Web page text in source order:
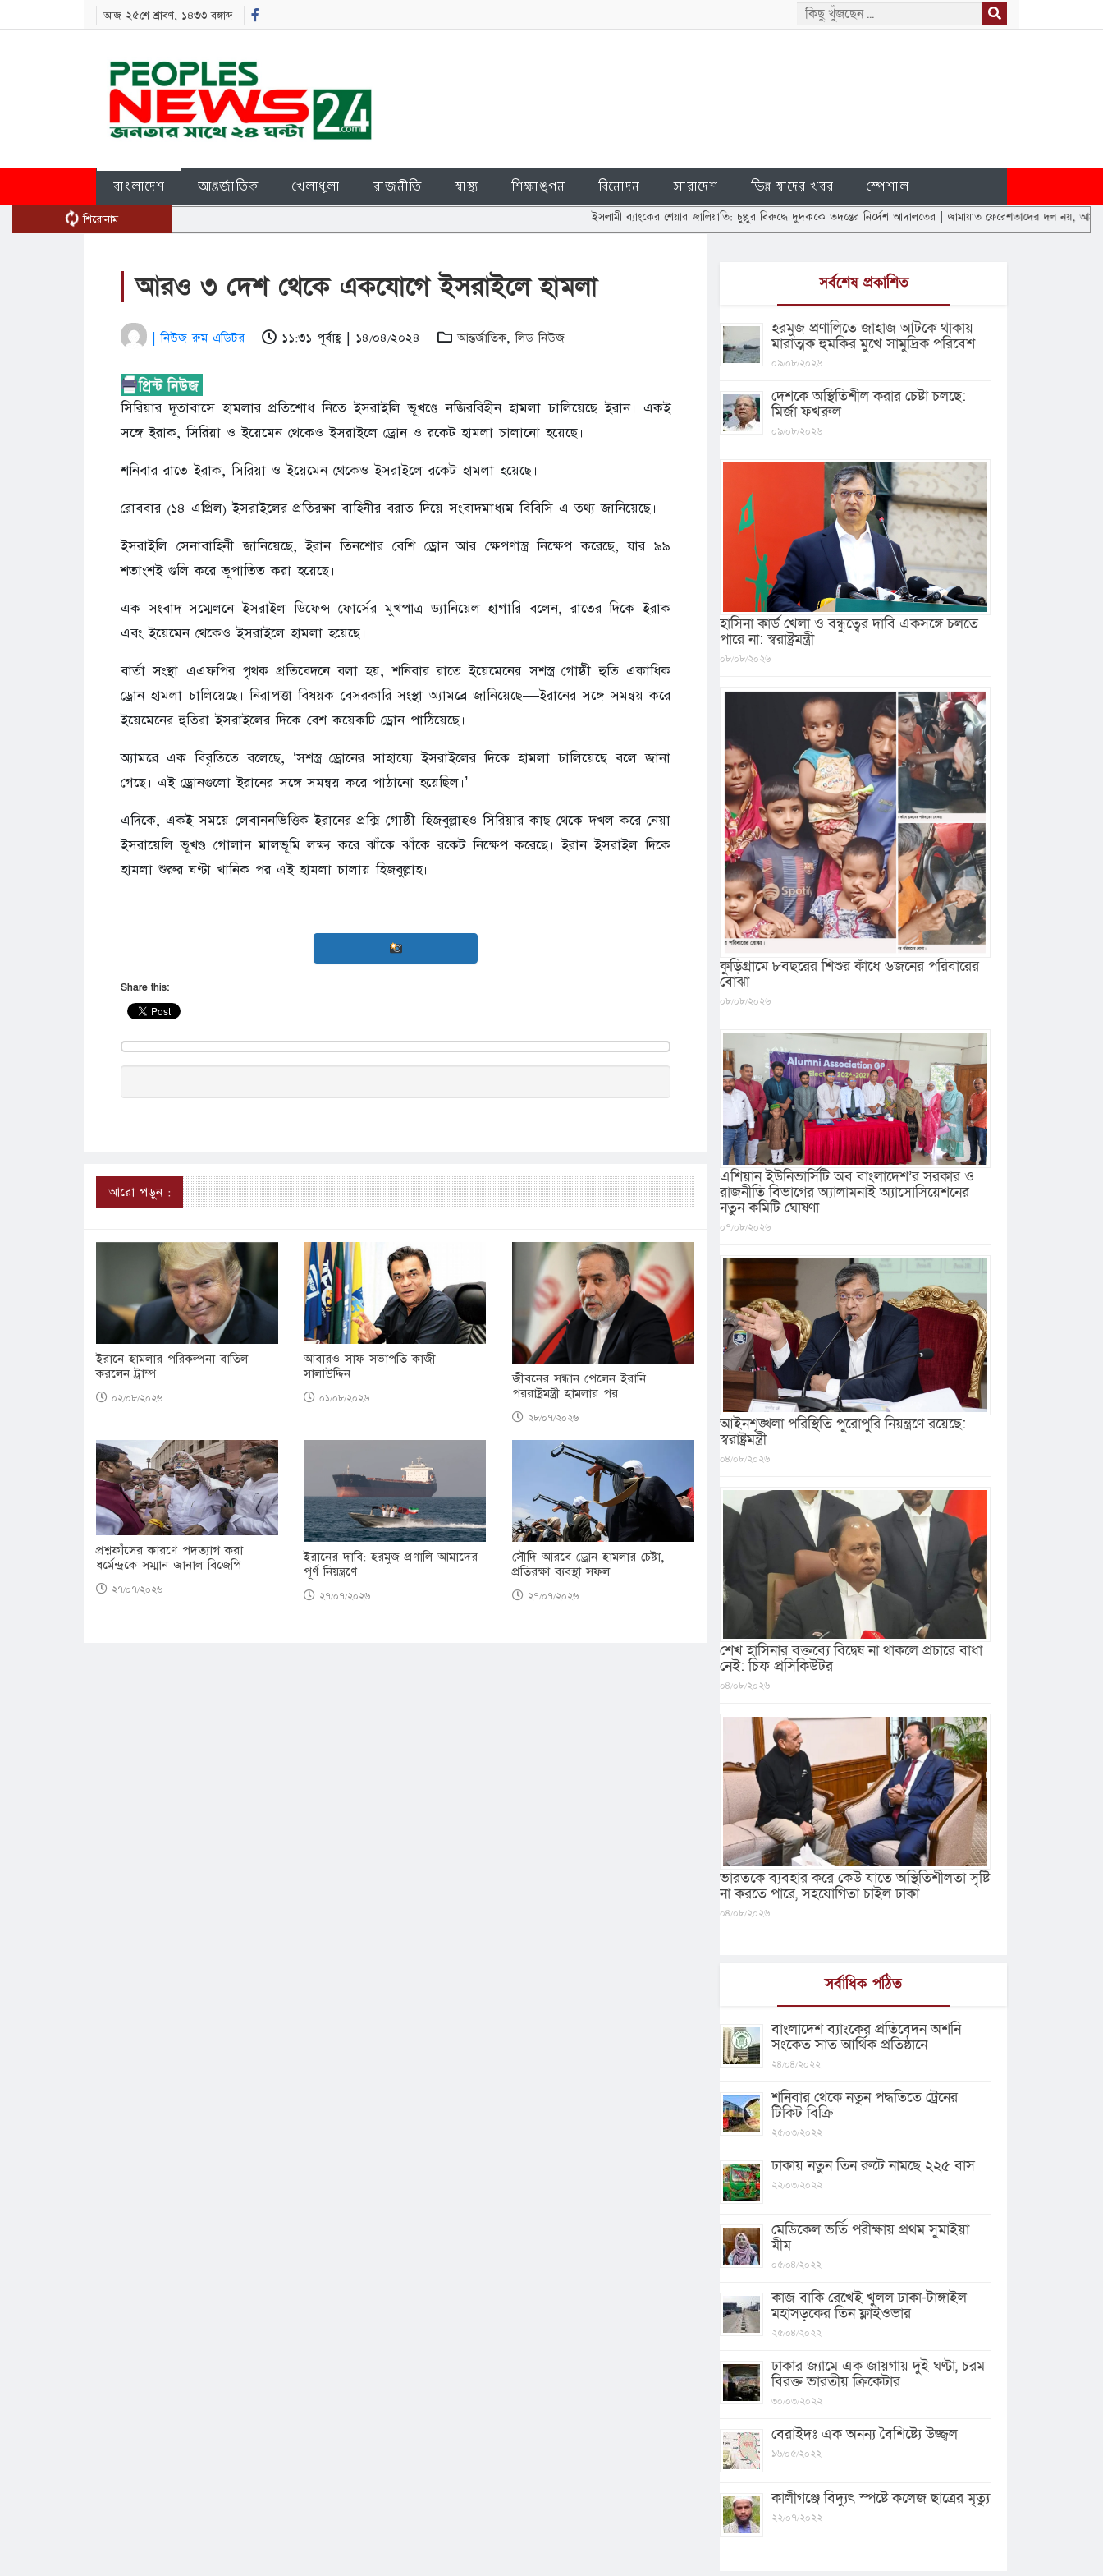
আজ ২৫শে শ্রাবণ, ১৪৩৩ বঙ্গাব্দ
বাংলাদেশ আন্তর্জাতিক খেলাধুলা রাজনীতি স্বাস্থ্য শিক্ষাঙ্গন বিনোদন সারাদেশ ভিন্ন স্বাদের খবর স্পেশাল
শিরোনাম ইসলামী ব্যাংকের শেয়ার জালিয়াতি: চুপ্পুর বিরুদ্ধে দুদককে তদন্তের নির্দেশ আদালতের|জামায়াত ফেরেশতাদের দল নয়, আমরাও মানুষ: ডা.
আরও ৩ দেশ থেকে একযোগে ইসরাইলে হামলা
| নিউজ রুম এডিটর ১১:৩১ পূর্বাহ্ণ | ১৪/০৪/২০২৪ আন্তর্জাতিক,লিড নিউজ
সিরিয়ার দূতাবাসে হামলার প্রতিশোধ নিতে ইসরাইলি ভূখণ্ডে নজিরবিহীন হামলা চালিয়েছে ইরান। একই
সঙ্গে ইরাক, সিরিয়া ও ইয়েমেন থেকেও ইসরাইলে ড্রোন ও রকেট হামলা চালানো হয়েছে।
শনিবার রাতে ইরাক, সিরিয়া ও ইয়েমেন থেকেও ইসরাইলে রকেট হামলা হয়েছে।
রোববার (১৪ এপ্রিল) ইসরাইলের প্রতিরক্ষা বাহিনীর বরাত দিয়ে সংবাদমাধ্যম বিবিসি এ তথ্য জানিয়েছে।
ইসরাইলি সেনাবাহিনী জানিয়েছে, ইরান তিনশোর বেশি ড্রোন আর ক্ষেপণাস্ত্র নিক্ষেপ করেছে, যার ৯৯
শতাংশই গুলি করে ভূপাতিত করা হয়েছে।
এক সংবাদ সম্মেলনে ইসরাইল ডিফেন্স ফোর্সের মুখপাত্র ড্যানিয়েল হাগারি বলেন, রাতের দিকে ইরাক
এবং ইয়েমেন থেকেও ইসরাইলে হামলা হয়েছে।
বার্তা সংস্থা এএফপির পৃথক প্রতিবেদনে বলা হয়, শনিবার রাতে ইয়েমেনের সশস্ত্র গোষ্ঠী হুতি একাধিক
ড্রোন হামলা চালিয়েছে। নিরাপত্তা বিষয়ক বেসরকারি সংস্থা অ্যামব্রে জানিয়েছে—ইরানের সঙ্গে সমন্বয় করে
ইয়েমেনের হুতিরা ইসরাইলের দিকে বেশ কয়েকটি ড্রোন পাঠিয়েছে।
অ্যামব্রে এক বিবৃতিতে বলেছে, ‘সশস্ত্র ড্রোনের সাহায্যে ইসরাইলের দিকে হামলা চালিয়েছে বলে জানা
গেছে। এই ড্রোনগুলো ইরানের সঙ্গে সমন্বয় করে পাঠানো হয়েছিল।’
এদিকে, একই সময়ে লেবাননভিত্তিক ইরানের প্রক্সি গোষ্ঠী হিজবুল্লাহও সিরিয়ার কাছ থেকে দখল করে নেয়া
ইসরায়েলি ভূখণ্ড গোলান মালভূমি লক্ষ্য করে ঝাঁকে ঝাঁকে রকেট নিক্ষেপ করেছে। ইরান ইসরাইল দিকে
হামলা শুরুর ঘণ্টা খানিক পর এই হামলা চালায় হিজবুল্লাহ।
Share this:
আরো পড়ুন :
ইরানে হামলার পরিকল্পনা বাতিল
করলেন ট্রাম্প
০২/০৮/২০২৬
আবারও সাফ সভাপতি কাজী
সালাউদ্দিন
০১/০৮/২০২৬
জীবনের সন্ধান পেলেন ইরানি
পররাষ্ট্রমন্ত্রী হামলার পর
২৮/০৭/২০২৬
প্রশ্নফাঁসের কারণে পদত্যাগ করা
ধর্মেন্দ্রকে সম্মান জানাল বিজেপি
২৭/০৭/২০২৬
ইরানের দাবি: হরমুজ প্রণালি আমাদের
পূর্ণ নিয়ন্ত্রণে
২৭/০৭/২০২৬
সৌদি আরবে ড্রোন হামলার চেষ্টা,
প্রতিরক্ষা ব্যবস্থা সফল
২৭/০৭/২০২৬
সর্বশেষ প্রকাশিত
হরমুজ প্রণালিতে জাহাজ আটকে থাকায়
মারাত্মক হুমকির মুখে সামুদ্রিক পরিবেশ
০৯/০৮/২০২৬
দেশকে অস্থিতিশীল করার চেষ্টা চলছে:
মির্জা ফখরুল
০৯/০৮/২০২৬
হাসিনা কার্ড খেলা ও বন্ধুত্বের দাবি একসঙ্গে চলতে
পারে না: স্বরাষ্ট্রমন্ত্রী
০৮/০৮/২০২৬
কুড়িগ্রামে ৮বছরের শিশুর কাঁধে ৬জনের পরিবারের
বোঝা
০৮/০৮/২০২৬
এশিয়ান ইউনিভার্সিটি অব বাংলাদেশ’র সরকার ও
রাজনীতি বিভাগের অ্যালামনাই অ্যাসোসিয়েশনের
নতুন কমিটি ঘোষণা
০৭/০৮/২০২৬
আইনশৃঙ্খলা পরিস্থিতি পুরোপুরি নিয়ন্ত্রণে রয়েছে:
স্বরাষ্ট্রমন্ত্রী
০৪/০৮/২০২৬
শেখ হাসিনার বক্তব্যে বিদ্বেষ না থাকলে প্রচারে বাধা
নেই: চিফ প্রসিকিউটর
০৪/০৮/২০২৬
ভারতকে ব্যবহার করে কেউ যাতে অস্থিতিশীলতা সৃষ্টি
না করতে পারে, সহযোগিতা চাইল ঢাকা
০৪/০৮/২০২৬
সর্বাধিক পঠিত
বাংলাদেশ ব্যাংকের প্রতিবেদন অশনি
সংকেত সাত আর্থিক প্রতিষ্ঠানে
২৪/০৪/২০২২
শনিবার থেকে নতুন পদ্ধতিতে ট্রেনের
টিকিট বিক্রি
২৫/০৩/২০২২
ঢাকায় নতুন তিন রুটে নামছে ২২৫ বাস
২২/০৩/২০২২
মেডিকেল ভর্তি পরীক্ষায় প্রথম সুমাইয়া
মীম
০৫/০৪/২০২২
কাজ বাকি রেখেই খুলল ঢাকা-টাঙ্গাইল
মহাসড়কের তিন ফ্লাইওভার
২৫/০৪/২০২২
ঢাকার জ্যামে এক জায়গায় দুই ঘণ্টা, চরম
বিরক্ত ভারতীয় ক্রিকেটার
৩০/০৩/২০২২
বেরাইদঃ এক অনন্য বৈশিষ্ট্যে উজ্জ্বল
১৬/০৫/২০২২
কালীগঞ্জে বিদ্যুৎ স্পষ্টে কলেজ ছাত্রের মৃত্যু
২২/০৭/২০২২